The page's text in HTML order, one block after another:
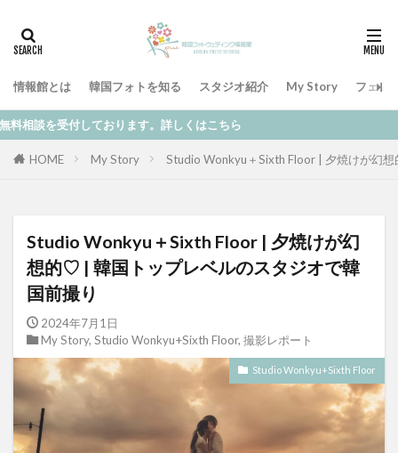
情報館とは 韓国フォトを知る スタジオ紹介 My Story フェア
ております。詳しくはこちら
HOME My Story Studio Wonkyu＋Sixth Floor | 夕焼けが幻
Studio Wonkyu＋Sixth Floor | 夕焼けが幻
想的♡ | 韓国トップレベルのスタジオで韓
国前撮り
2024年7月1日
My Story, Studio Wonkyu+Sixth Floor, 撮影レポート
Studio Wonkyu+Sixth Floor